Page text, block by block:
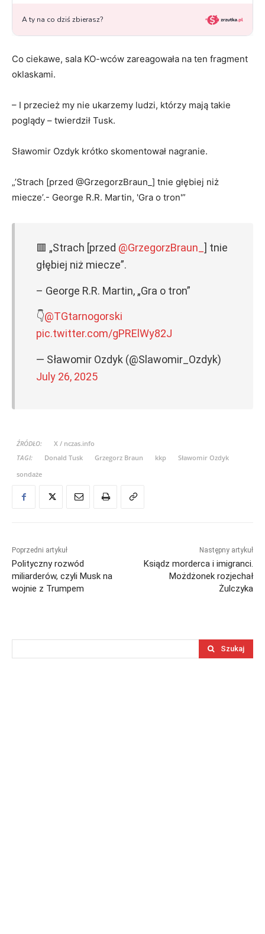
Co ciekawe, sala KO-wców zareagowała na ten fragment
oklaskami.
– I przecież my nie ukarzemy ludzi, którzy mają takie
poglądy – twierdził Tusk.
Sławomir Ozdyk krótko skomentował nagranie.
„’Strach [przed @GrzegorzBraun_] tnie głębiej niż
miecze’.- George R.R. Martin, 'Gra o tron'”
🟥 „Strach [przed @GrzegorzBraun_ ] tnie
głębiej niż miecze”.
– George R.R. Martin, „Gra o tron”
👇@TGtarnogorski
pic.twitter.com/gPRElWy82J
— Sławomir Ozdyk (@Slawomir_Ozdyk)
July 26, 2025
ŹRÓDŁO:
X / nczas.info
TAGI:
Donald Tusk Grzegorz Braun kkp
Sławomir Ozdyk
sondaże
Poprzedni artykuł
Polityczny rozwód
miliarderów, czyli Musk na
wojnie z Trumpem
Następny artykuł
Ksiądz morderca i imigranci.
Możdżonek rozjechał
Żulczyka
Szukaj